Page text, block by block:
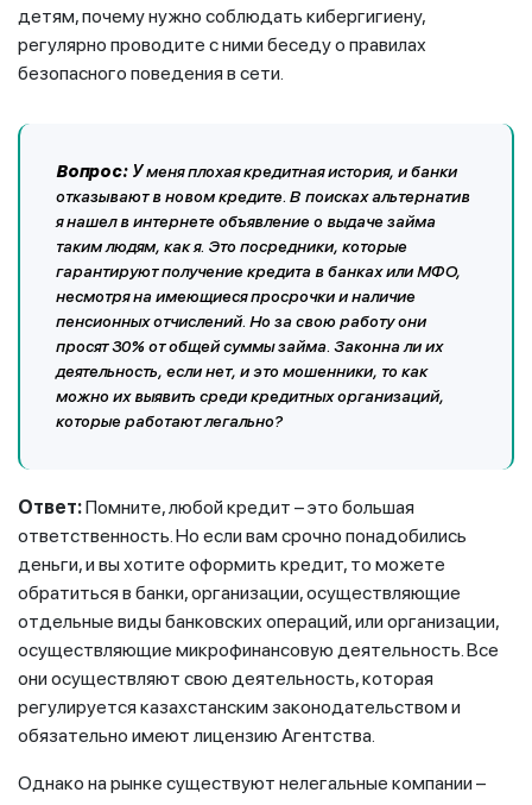
детям, почему нужно соблюдать кибергигиену,
регулярно проводите с ними беседу о правилах
безопасного поведения в сети.
Вопрос: Уменя плохая кредитная история, и банки
отказывают в новом кредите. В поисках альтернатив
я нашел в интернете объявление о выдаче займа
таким людям, как я. Это посредники, которые
гарантируют получение кредита в банках или МФО,
несмотря на имеющиеся просрочки и наличие
пенсионных отчислений. Но за свою работу они
просят 30% от общей суммы займа. Законна ли их
деятельность, если нет, и это мошенники, то как
можно их выявить среди кредитных организаций,
которые работают легально?
Ответ:Помните, любой кредит – это большая
ответственность. Но если вам срочно понадобились
деньги, и вы хотите оформить кредит, то можете
обратиться в банки, организации, осуществляющие
отдельные виды банковских операций, или организации,
осуществляющие микрофинансовую деятельность. Все
они осуществляют свою деятельность, которая
регулируется казахстанским законодательством и
обязательно имеют лицензию Агентства.
Однако на рынке существуют нелегальные компании –